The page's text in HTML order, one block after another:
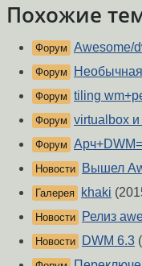
Похожие
Форум Awesome/
Форум
Форум tiling
Форум virtualbox
Форум
Новости Вышел
Галерея khaki
Новости Релиз
Новости DWM 6.3